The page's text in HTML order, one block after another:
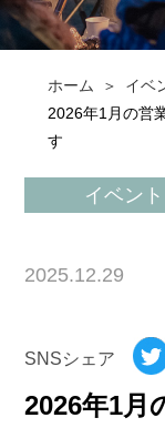
ホーム
イベ
2026年1月の営
す
イベント
2025.12.29
SNSシェア
2026年1月